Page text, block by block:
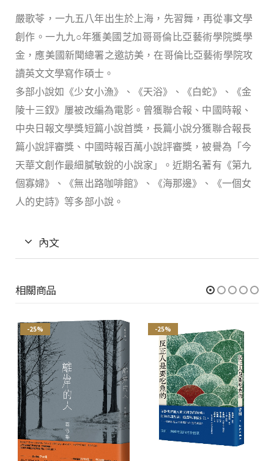
嚴歌苓， 一九五八年出生於上海，先習舞，再從事文學
創作。一九九○年獲美國芝加哥哥倫比亞藝術學院獎學
金，應美國新聞總署之邀訪美，在哥倫比亞藝術學院攻
讀英文文學寫作碩士。
多部小說如《少女小漁》、《天浴》、《白蛇》、《金
陵十三釵》屢被改編為電影。曾獲聯合報、中國時報、
中央日報文學獎短篇小說首獎，長篇小說分獲聯合報長
篇小說評審獎、中國時報百萬小說評審獎，被譽為「今
天華文創作最細膩敏銳的小說家」。近期名著有《第九
個寡婦》、《無出路咖啡館》、《海那邊》、《一個女
人的史詩》等多部小說。
內文
相關商品
-25% -25%